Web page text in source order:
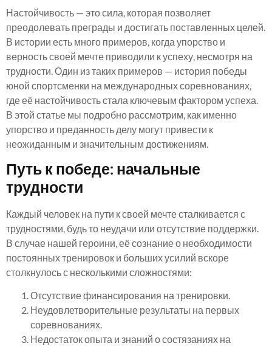
Настойчивость — это сила, которая позволяет
преодолевать преграды и достигать поставленных целей.
В истории есть много примеров, когда упорство и
верность своей мечте приводили к успеху, несмотря на
трудности. Один из таких примеров — история победы
юной спортсменки на международных соревнованиях,
где её настойчивость стала ключевым фактором успеха.
В этой статье мы подробно рассмотрим, как именно
упорство и преданность делу могут привести к
неожиданным и значительным достижениям.
Путь к победе: начальные
трудности
Каждый человек на пути к своей мечте сталкивается с
трудностями, будь то неудачи или отсутствие поддержки.
В случае нашей героини, её сознание о необходимости
постоянных тренировок и больших усилий вскоре
столкнулось с несколькими сложностями:
Отсутствие финансирования на тренировки.
Неудовлетворительные результаты на первых
соревнованиях.
Недостаток опыта и знаний о состязаниях на